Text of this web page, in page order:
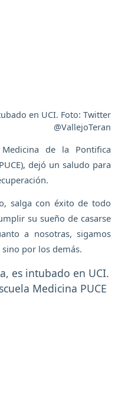
en UCI. Foto: Twitter
@VallejoTeran
de la Pontifica
dejó un saludo para
salga con éxito de todo
su sueño de casarse
a nosotras, sigamos
por los demás.